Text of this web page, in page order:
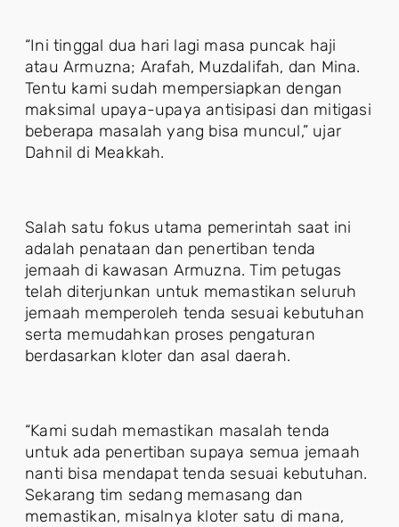
“Ini tinggal dua hari lagi masa puncak haji
atau Armuzna; Arafah, Muzdalifah, dan Mina.
Tentu kami sudah mempersiapkan dengan
maksimal upaya-upaya antisipasi dan mitigasi
beberapa masalah yang bisa muncul,” ujar
Dahnil di Meakkah.
Salah satu fokus utama pemerintah saat ini
adalah penataan dan penertiban tenda
jemaah di kawasan Armuzna. Tim petugas
telah diterjunkan untuk memastikan seluruh
jemaah memperoleh tenda sesuai kebutuhan
serta memudahkan proses pengaturan
berdasarkan kloter dan asal daerah.
“Kami sudah memastikan masalah tenda
untuk ada penertiban supaya semua jemaah
nanti bisa mendapat tenda sesuai kebutuhan.
Sekarang tim sedang memasang dan
memastikan, misalnya kloter satu di mana,